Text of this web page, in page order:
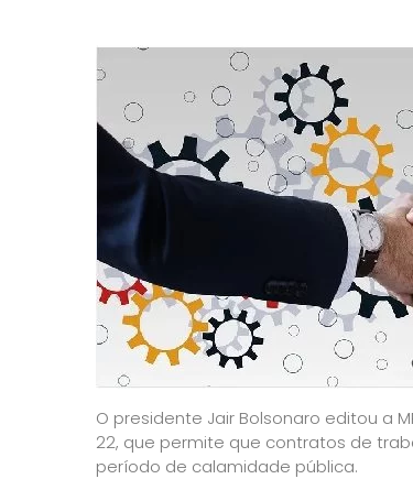
O presidente Jair Bolsonaro editou a
22, que permite que contratos de
período de calamidade pública.